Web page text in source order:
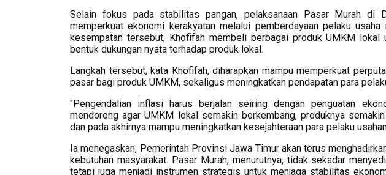
Selain fokus pada stabilitas pangan, pelaksanaan Pasar Murah di
memperkuat ekonomi kerakyatan melalui pemberdayaan pelaku
kesempatan tersebut, Khofifah membeli berbagai produk UMKM lokal
bentuk dukungan nyata terhadap produk lokal.
Langkah tersebut, kata Khofifah, diharapkan mampu memperkuat
pasar bagi produk UMKM, sekaligus meningkatkan pendapatan para
"Pengendalian inflasi harus berjalan seiring dengan penguatan
mendorong agar UMKM lokal semakin berkembang, produknya
dan pada akhirnya mampu meningkatkan kesejahteraan para pelaku
Ia menegaskan, Pemerintah Provinsi Jawa Timur akan terus
kebutuhan masyarakat. Pasar Murah, menurutnya, tidak sekadar
tetapi juga menjadi instrumen strategis untuk menjaga stabilitas